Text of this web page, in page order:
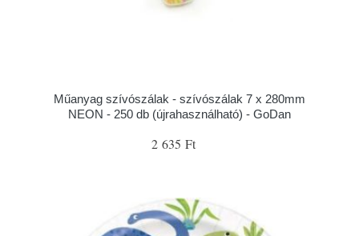
Műanyag szívószálak - szívószálak 7 x 280mm
NEON - 250 db (újrahasználható) - GoDan
2 635 Ft